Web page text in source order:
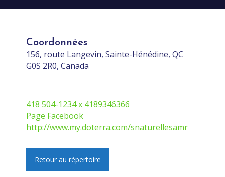
Coordonnées
156, route Langevin, Sainte-Hénédine, QC
G0S 2R0, Canada
418 504-1234 x 4189346366
Page Facebook
http://www.my.doterra.com/snaturellesamr
Retour au répertoire